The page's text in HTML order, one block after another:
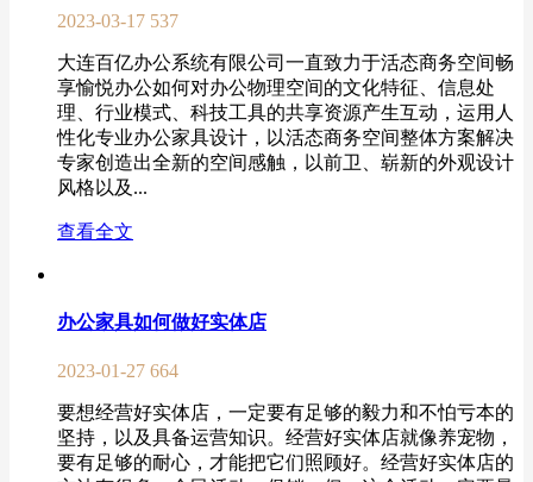
2023-03-17 537
大连百亿办公系统有限公司一直致力于活态商务空间畅
享愉悦办公如何对办公物理空间的文化特征、信息处
理、行业模式、科技工具的共享资源产生互动，运用人
性化专业办公家具设计，以活态商务空间整体方案解决
专家创造出全新的空间感触，以前卫、崭新的外观设计
风格以及...
查看全文
办公家具如何做好实体店
2023-01-27 664
要想经营好实体店，一定要有足够的毅力和不怕亏本的
坚持，以及具备运营知识。经营好实体店就像养宠物，
要有足够的耐心，才能把它们照顾好。经营好实体店的